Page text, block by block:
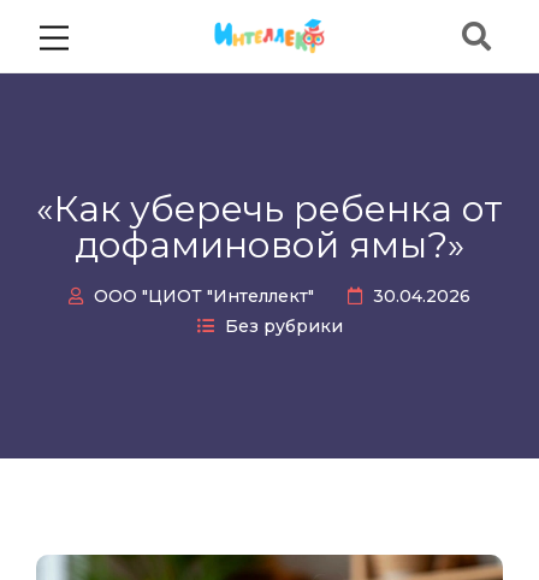
«Как уберечь ребенка от
дофаминовой ямы?»
ООО "ЦИОТ "Интеллект"
30.04.2026
Без рубрики